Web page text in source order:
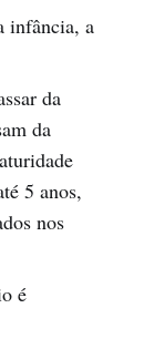
infância, a
da
da
5 anos,
nos
é